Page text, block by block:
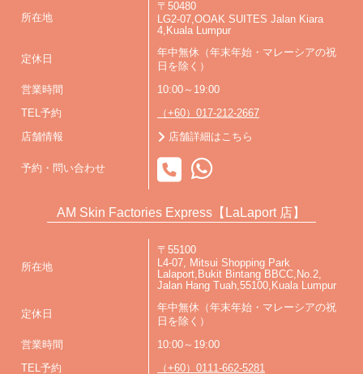
所在地
〒50480
LG2-07,OOAK SUITES Jalan Kiara
4,Kuala Lumpur
定休日
年中無休（年末年始・マレーシアの祝
日を除く）
営業時間 10:00～19:00
TEL予約 （+60）017-212-2667
店舗情報 店舗詳細はこちら
予約・問い合わせ
AM Skin Factories Express【LaLaport 店】
所在地
〒55100
L4-07, Mitsui Shopping Park
Lalaport,Bukit Bintang BBCC,No.2,
Jalan Hang Tuah,55100,Kuala Lumpur
定休日
年中無休（年末年始・マレーシアの祝
日を除く）
営業時間 10:00～19:00
TEL予約 （+60）0111-662-5281